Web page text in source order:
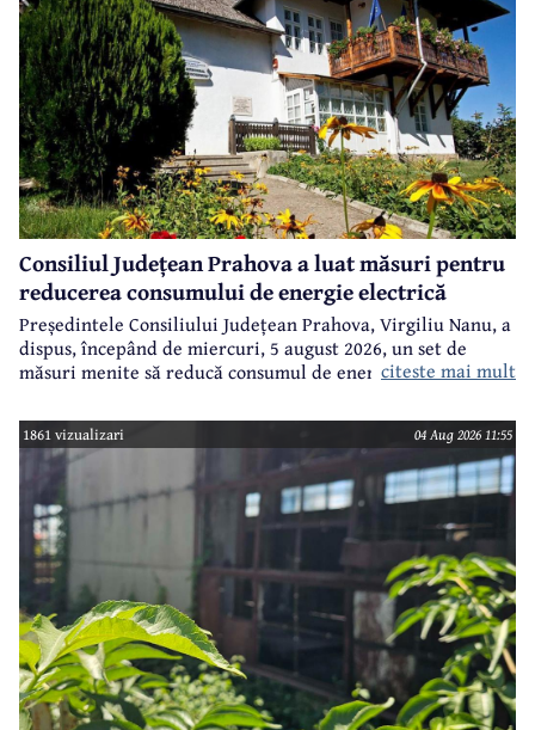
Consiliul Județean Prahova a luat măsuri pentru
reducerea consumului de energie electrică
Președintele Consiliului Județean Prahova, Virgiliu Nanu, a
dispus, începând de miercuri, 5 august 2026, un set de
măsuri menite să reducă consumul de energie electrică în
ca parte a unui demers mai amplu de utilizare responsabilă
a fondurilor publice.
citeste mai mult
1861 vizualizari 04 Aug 2026 11:55